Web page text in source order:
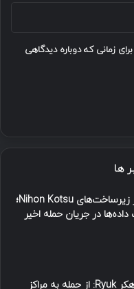
زمانی که دوباره دیدگاهی
ها
آلودگی به بدافزار در زیرساخت‌های Nihon Kotsu؛
در جریان حمله اخیر
اعتراف تکان‌دهنده هکر Ryuk: از حمله به مراکز